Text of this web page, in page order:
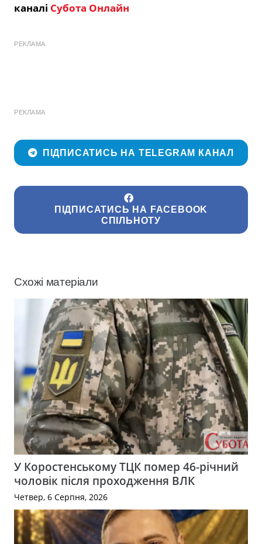
каналі Субота Онлайн
РЕКЛАМА
РЕКЛАМА
ПІДПИСАТИСЬ НА TELEGRAM КАНАЛ
ПІДПИСАТИСЬ НА FACEBOOK
СПІЛЬНОТУ
Схожі матеріали
У Коростенському ТЦК помер 46-річний
чоловік після проходження ВЛК
Четвер, 6 Серпня, 2026